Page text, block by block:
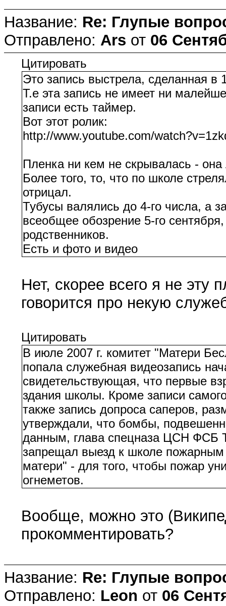
Название: Re: Глупые
Отправлено: Ars от 06
Цитировать
Это запись выстрела, сделанная в
Т.е эта запись не имеет ни
записи есть таймер.
Вот этот ролик:
http://www.youtube.com/
Пленка ни кем не скрывалась -
Более того, то, что по школе
отрицал.
Тубусы валялись до 4-го числа, а
всеобщее обозрение 5-го
родственников.
Есть и фото и видео
Нет, скорее всего я не эту
говорится про некую
Цитировать
В июле 2007 г. комитет "Матери
попала служебная видеозапись
свидетельствующая, что первые
здания школы. Кроме записи
также запись допроса саперов,
утверждали, что бомбы,
данным, глава спецназа ЦСН ФСБ
запрещал выезд к школе пожарным
матери" - для того, чтобы пожар
огнеметов.
Вообще, можно это
прокомментировать?
Название: Re: Глупые
Отправлено: Leon от 06